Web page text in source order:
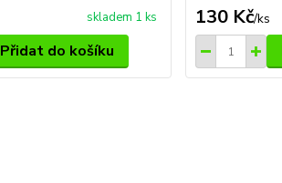
skladem 1 ks
Přidat do košíku
130 Kč/ks